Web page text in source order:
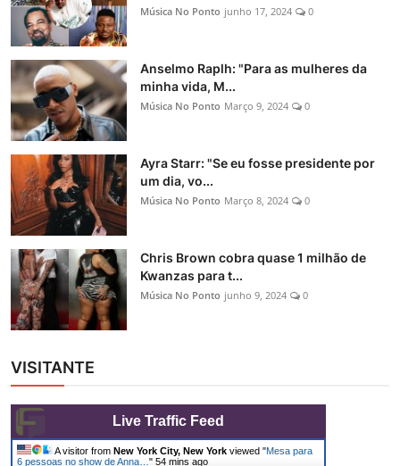
Música No Ponto junho 17, 2024 0
Anselmo Raplh: "Para as mulheres da
minha vida, M...
Música No Ponto Março 9, 2024 0
Ayra Starr: "Se eu fosse presidente por
um dia, vo...
Música No Ponto Março 8, 2024 0
Chris Brown cobra quase 1 milhão de
Kwanzas para t...
Música No Ponto junho 9, 2024 0
VISITANTE
Live Traffic Feed
A visitor from New York City, New York viewed "Mesa para
6 pessoas no show de Anna… " 54 mins ago